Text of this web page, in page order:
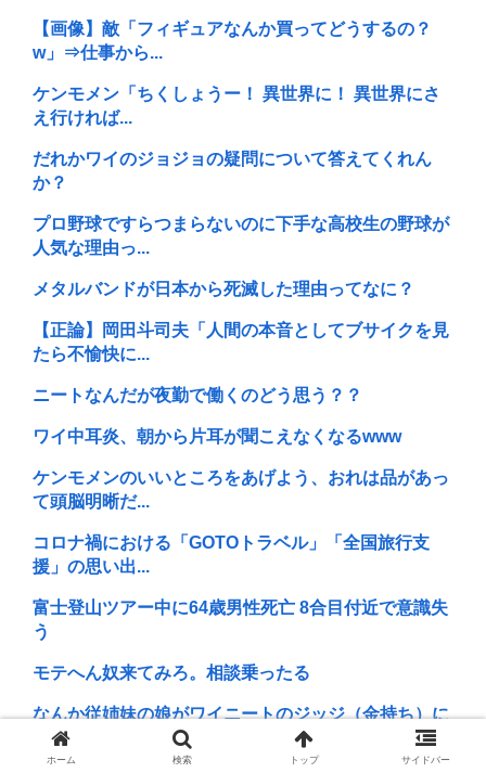
【画像】敵「フィギュアなんか買ってどうするの？
w」⇒仕事から...
ケンモメン「ちくしょうー！ 異世界に！ 異世界にさ
え行ければ...
だれかワイのジョジョの疑問について答えてくれん
か？
プロ野球ですらつまらないのに下手な高校生の野球が
人気な理由っ...
メタルバンドが日本から死滅した理由ってなに？
【正論】岡田斗司夫「人間の本音としてブサイクを見
たら不愉快に...
ニートなんだが夜勤で働くのどう思う？？
ワイ中耳炎、朝から片耳が聞こえなくなるwww
ケンモメンのいいところをあげよう、おれは品があっ
て頭脳明晰だ...
コロナ禍における「GOTOトラベル」「全国旅行支
援」の思い出...
富士登山ツアー中に64歳男性死亡 8合目付近で意識失
う
モテへん奴来てみろ。相談乗ったる
なんか従姉妹の娘がワイニートのジッジ（金持ち）に
やたら会いに...
ホーム 検索 トップ サイドバー